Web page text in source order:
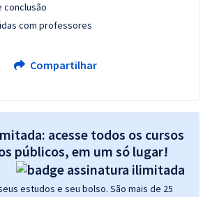
conclusão
com professores
Compartilhar
acesse todos os cursos
públicos, em um só lugar!
estudos e seu bolso. São mais de 25